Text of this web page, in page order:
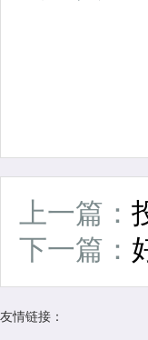
上一篇：
下一篇：
友情链接：